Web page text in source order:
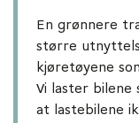
En grønnere
større
kjøretøyene
Vi laster bilene
at lastebilene